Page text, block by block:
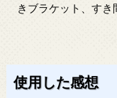
きブラケット、す
使用した感想